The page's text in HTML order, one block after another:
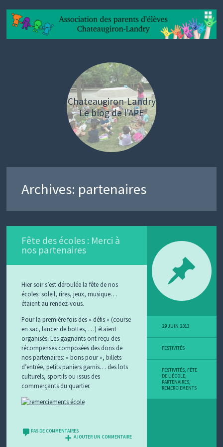
Chateaugiron-Landry
Le blog de l'APE
SKIP
Archives: partenaires
Fête des écoles : Merci à
nos partenaires
Hier soir s’est déroulée la fête de nos
écoles: soleil, rires, jeux, musique…
étaient au rendez-vous.
Pour la première fois des « défis » (course
en sac, lancer de bottes, …) étaient
organisés. Les gagnants ont reçu des
récompenses composées des dons de
nos partenaires: « bons pour », billets
d’entrée, petits paniers garnis… des lots
culturels, sportifs ou issus des
commerçants du quartier.
PAS DE COMMENTAIRES
AJOUTER UN COMMENTAIRE
29 JUIN 2013
FESTIVITÉS
FESTIVITÉS, FÊTE
DE L'ÉCOLE,
PARTENAIRES,
REMERCIEMENTS